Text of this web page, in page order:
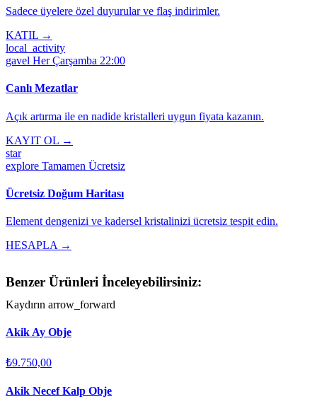
Sadece üyelere özel duyurular ve flaş indirimler.
KATIL →
local_activity
gavel Her Çarşamba 22:00
Canlı Mezatlar
Açık artırma ile en nadide kristalleri uygun fiyata kazanın.
KAYIT OL →
star
explore Tamamen Ücretsiz
Ücretsiz Doğum Haritası
Element dengenizi ve kadersel kristalinizi ücretsiz tespit edin.
HESAPLA →
Benzer Ürünleri İnceleyebilirsiniz:
Kaydırın arrow_forward
Akik Ay Obje
₺9.750,00
Akik Necef Kalp Obje